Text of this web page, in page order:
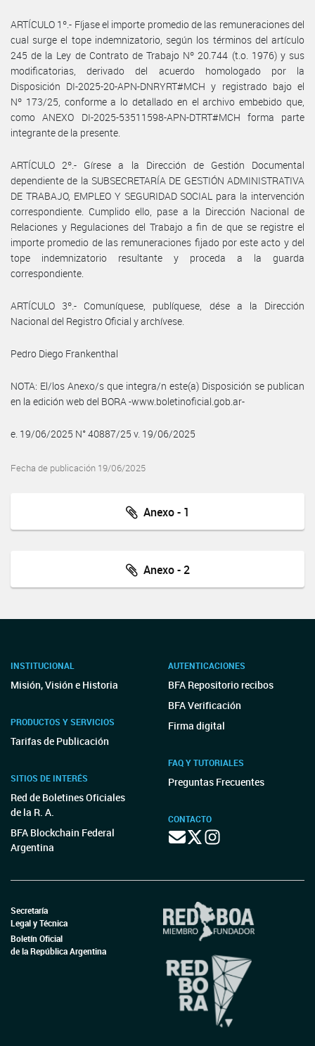
ARTÍCULO 1º.- Fíjase el importe promedio de las remuneraciones del
cual surge el tope indemnizatorio, según los términos del artículo
245 de la Ley de Contrato de Trabajo Nº 20.744 (t.o. 1976) y sus
modificatorias, derivado del acuerdo homologado por la
Disposición DI-2025-20-APN-DNRYRT#MCH y registrado bajo el
Nº 173/25, conforme a lo detallado en el archivo embebido que,
como ANEXO DI-2025-53511598-APN-DTRT#MCH forma parte
integrante de la presente.
ARTÍCULO 2º.- Gírese a la Dirección de Gestión Documental
dependiente de la SUBSECRETARÍA DE GESTIÓN ADMINISTRATIVA
DE TRABAJO, EMPLEO Y SEGURIDAD SOCIAL para la intervención
correspondiente. Cumplido ello, pase a la Dirección Nacional de
Relaciones y Regulaciones del Trabajo a fin de que se registre el
importe promedio de las remuneraciones fijado por este acto y del
tope indemnizatorio resultante y proceda a la guarda
correspondiente.
ARTÍCULO 3º.- Comuníquese, publíquese, dése a la Dirección
Nacional del Registro Oficial y archívese.
Pedro Diego Frankenthal
NOTA: El/los Anexo/s que integra/n este(a) Disposición se publican
en la edición web del BORA -www.boletinoficial.gob.ar-
e. 19/06/2025 N° 40887/25 v. 19/06/2025
Fecha de publicación 19/06/2025
Anexo - 1
Anexo - 2
INSTITUCIONAL
Misión, Visión e Historia
PRODUCTOS Y SERVICIOS
Tarifas de Publicación
SITIOS DE INTERÉS
Red de Boletines Oficiales
de la R. A.
BFA Blockchain Federal
Argentina
AUTENTICACIONES
BFA Repositorio recibos
BFA Verificación
Firma digital
FAQ Y TUTORIALES
Preguntas Frecuentes
CONTACTO
Secretaría
Legal y Técnica
Boletín Oficial
de la República Argentina